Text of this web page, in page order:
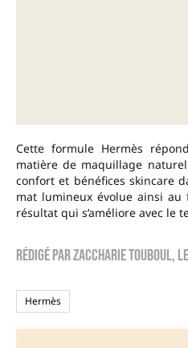
Cette formule Hermès
matière de maquillage
confort et bénéfices skincare
mat lumineux évolue ainsi
résultat qui s’améliore avec le
Rédigé parzaccharie touboul, le
Hermès